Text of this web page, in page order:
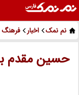
نم نمک اخبار فرهنگ
حسین مقدم